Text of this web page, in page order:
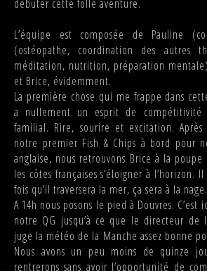
débuter cette folle aventure.
L’équipe est composée de Pauline
(ostéopathe, coordination des autres
méditation, nutrition, préparation
et Brice, évidemment.
La première chose qui me frappe dans
a nullement un esprit de compétitivité
familial. Rire, sourire et excitation.
notre premier Fish & Chips à bord pour
anglaise, nous retrouvons Brice à la
les côtes françaises s’éloigner à l’horizon.
fois qu’il traversera la mer, ça sera à la nage.
A 14h nous posons le pied à Douvres.
notre QG jusqu’à ce que le directeur de
juge la météo de la Manche assez bonne
Nous avons un peu moins de quinze
rentrerons sans avoir l’opportunité de